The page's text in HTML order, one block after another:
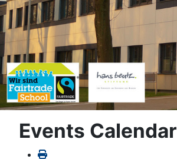
Events Calendar